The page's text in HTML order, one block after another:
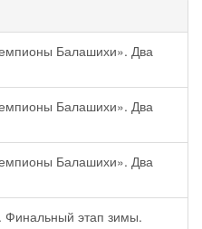
Балашихи». Два
Балашихи». Два
Балашихи». Два
Финальный этап зимы.